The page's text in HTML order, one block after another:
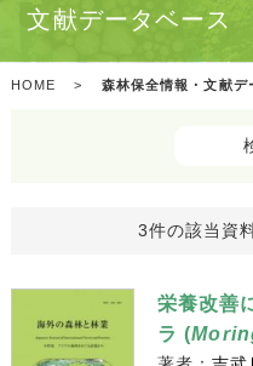
文献データベース
HOME > 森林保全情報・文献デ
3件の該当資
栄養改善
ラ (